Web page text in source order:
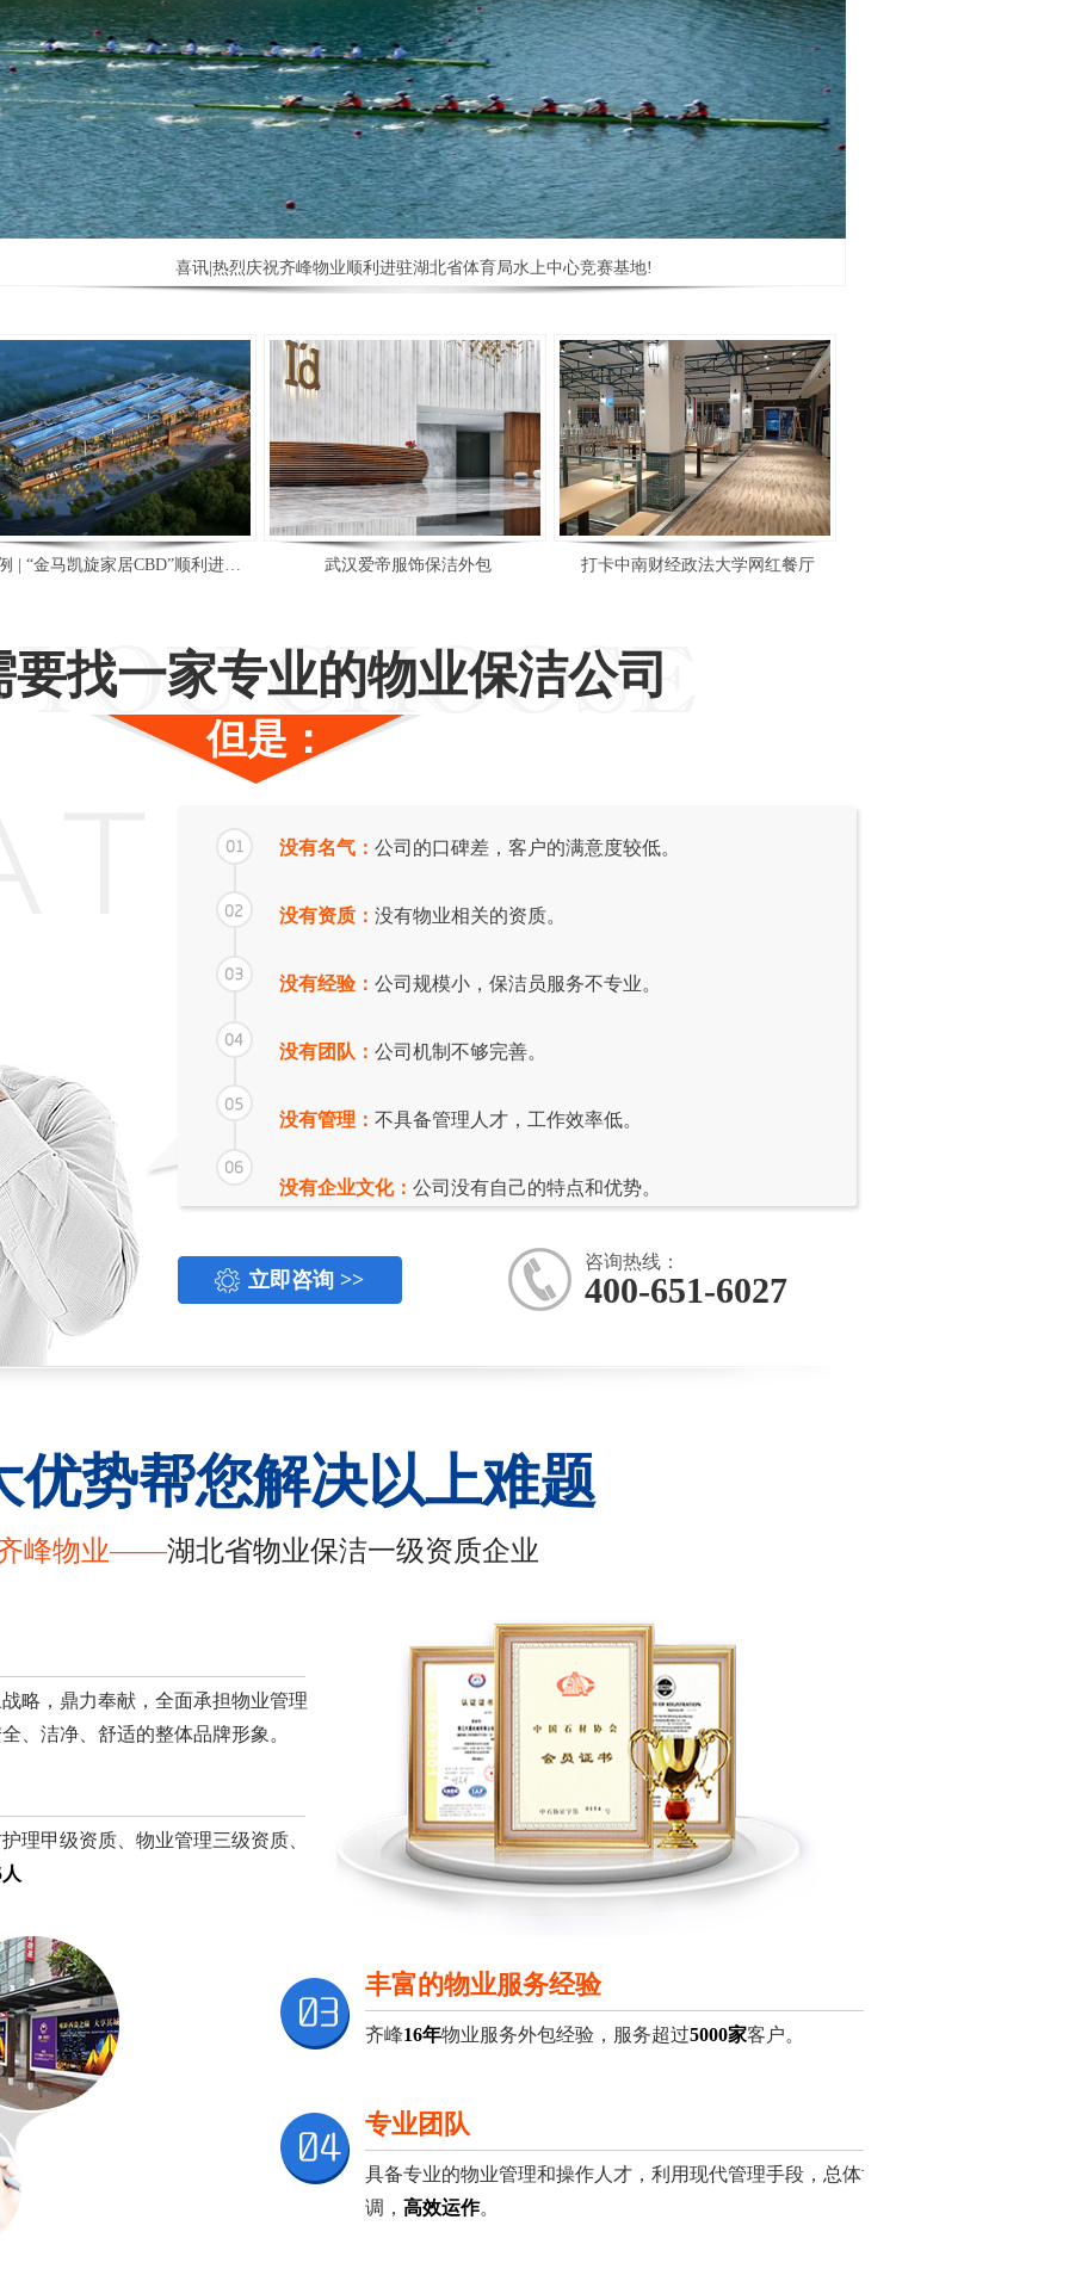
喜讯|热烈庆祝齐峰物业顺利进驻湖北省体育局水上中心竞赛基地!
案例 | “金马凯旋家居CBD”顺利进场，齐峰物业管理服务深入细节 武汉爱帝服饰保洁外包 打卡中南财经政法大学网红餐厅
要找一家专业的物业保洁公司
但是：
没有名气： 公司的口碑差，客户的满意度较低。
没有资质： 没有物业相关的资质。
没有经验： 公司规模小，保洁员服务不专业。
没有团队： 公司机制不够完善。
没有管理： 不具备管理人才，工作效率低。
没有企业文化： 公司没有自己的特点和优势。
立即咨询 >>
咨询热线：
400-651-6027
优势帮您解决以上难题
峰物业——湖北省物业保洁一级资质企业
略，鼎力奉献，全面承担物业管理
、洁净、舒适的整体品牌形象。
理甲级资质、物业管理三级资质、
丰富的物业服务经验
齐峰16年物业服务外包经验，服务超过5000家客户。
专业团队
具备专业的物业管理和操作人才，利用现代管理手段，总体协
调， 高效运作。